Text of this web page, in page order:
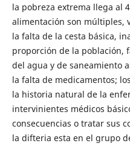
la pobreza extrema llega al
alimentación son múltiples,
la falta de la cesta básica,
proporción de la población,
del agua y de saneamiento
la falta de medicamentos;
la historia natural de la
intervinientes médicos
consecuencias o tratar sus
la difteria esta en el grupo